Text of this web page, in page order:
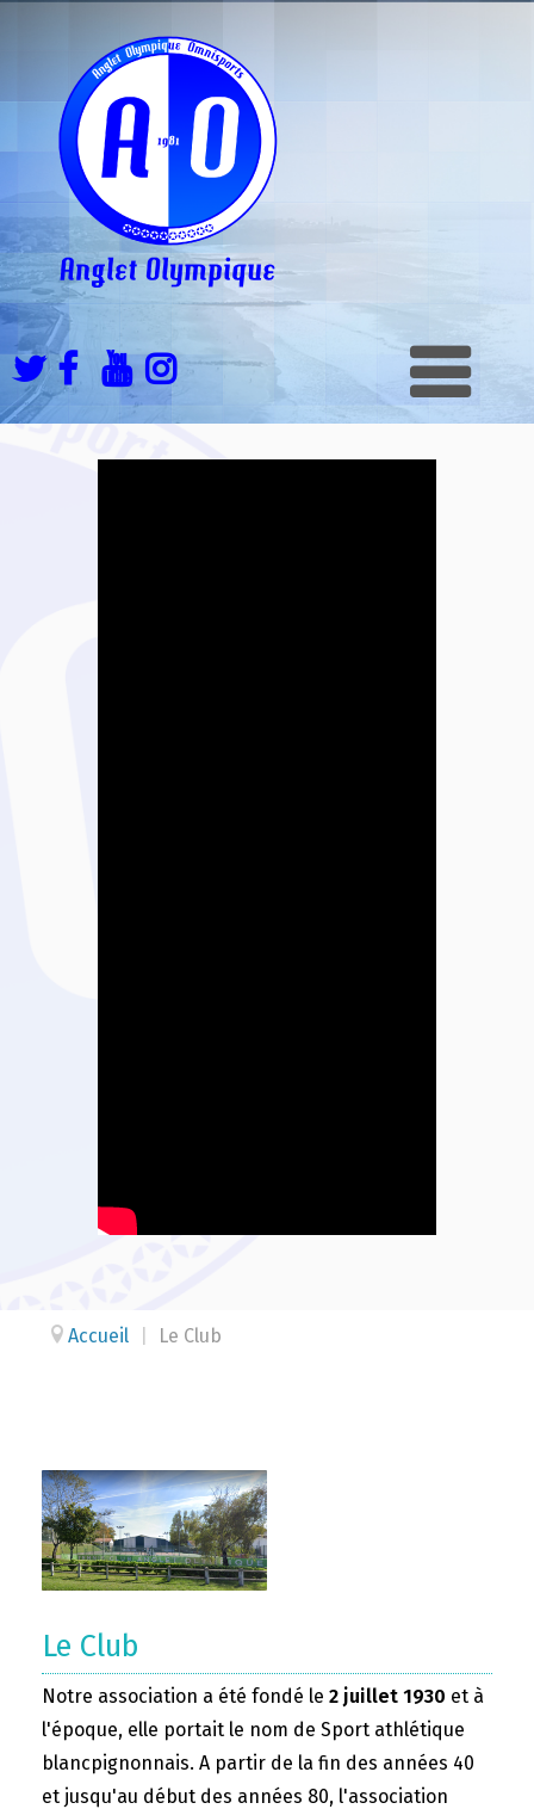
Accueil Le Club
Le Club
Notre association a été fondé le 2 juillet 1930 et à
l'époque, elle portait le nom de Sport athlétique
blancpignonnais. A partir de la fin des années 40
et jusqu'au début des années 80, l'association